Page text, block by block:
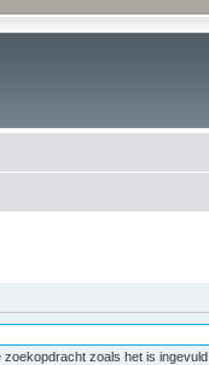
zoals het is ingevuld